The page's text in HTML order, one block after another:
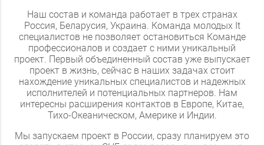
Наш состав и команда работает в трех странах
Россия, Беларусия, Украина. Команда молодых It
специалистов не позволяет остановиться Команде
профессионалов и создает с ними уникальный
проект. Первый объединенный состав уже выпускает
проект в жизнь, сейчас в наших задачах стоит
нахождение уникальных специалистов и надежных
исполнителей и потенциальных партнеров. Нам
интересны расширения контактов в Европе, Китае,
Тихо-Океаническом, Америке и Индии.
Мы запускаем проект в России, сразу планируем это